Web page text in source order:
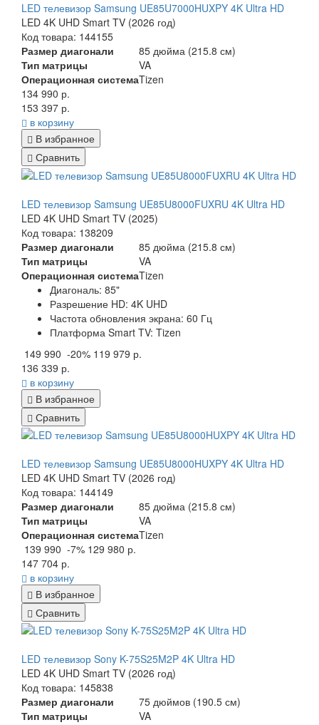
LED телевизор Samsung UE85U7000HUXPY 4K Ultra HD
LED 4K UHD Smart TV (2026 год)
Код товара: 144155
Размер диагонали
85 дюйма (215.8 см)
Тип матрицы
VA
Операционная системаTizen
134 990 р.
153 397 р.
в корзину
В избранное
Сравнить
LED телевизор Samsung UE85U8000FUXRU 4K Ultra HD
LED 4K UHD Smart TV (2025)
Код товара: 138209
Размер диагонали
85 дюйма (215.8 см)
Тип матрицы
VA
Операционная системаTizen
Диагональ: 85"
Разрешение HD: 4K UHD
Частота обновления экрана: 60 Гц
Платформа Smart TV: Tizen
149 990 -20% 119 979 р.
136 339 р.
в корзину
В избранное
Сравнить
LED телевизор Samsung UE85U8000HUXPY 4K Ultra HD
LED 4K UHD Smart TV (2026 год)
Код товара: 144149
Размер диагонали
85 дюйма (215.8 см)
Тип матрицы
VA
Операционная системаTizen
139 990 -7% 129 980 р.
147 704 р.
в корзину
В избранное
Сравнить
LED телевизор Sony K-75S25M2P 4K Ultra HD
LED 4K UHD Smart TV (2026 год)
Код товара: 145838
Размер диагонали
75 дюймов (190.5 см)
Тип матрицы
VA